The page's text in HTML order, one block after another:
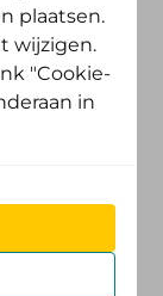
van een,
De
zorg. De
de nota’s
plaatsen.
wijzigen.
"Cookie-
in